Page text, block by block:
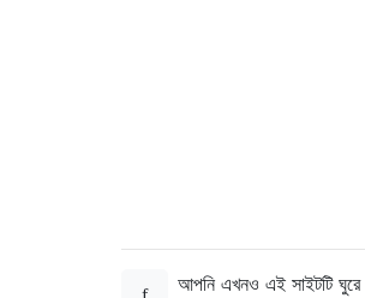
আপনি এখনও এই সাইটটি ঘুরে